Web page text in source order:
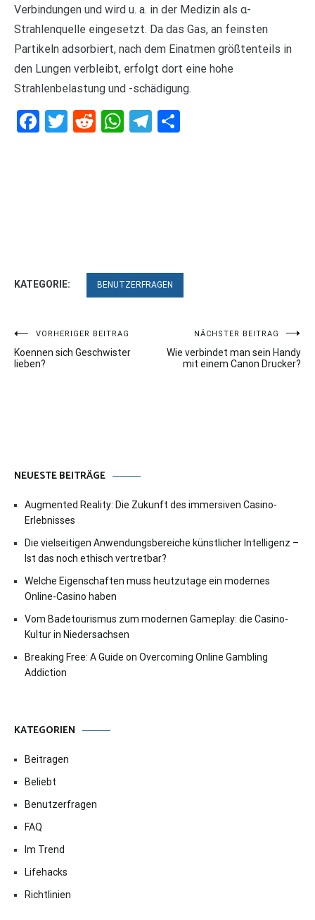
Verbindungen und wird u. a. in der Medizin als α-
Strahlenquelle eingesetzt. Da das Gas, an feinsten
Partikeln adsorbiert, nach dem Einatmen größtenteils in
den Lungen verbleibt, erfolgt dort eine hohe
Strahlenbelastung und -schädigung.
Facebook
Twitter
RedditWhatsApp
Telegram
KATEGORIE: BENUTZERFRAGEN
Beitragsnavigation
VORHERIGER BEITRAG
Koennen sich Geschwister
lieben?
NÄCHSTER BEITRAG
Wie verbindet man sein Handy
mit einem Canon Drucker?
NEUESTE BEITRÄGE
Augmented Reality: Die Zukunft des immersiven Casino-
Erlebnisses
Die vielseitigen Anwendungsbereiche künstlicher Intelligenz –
Ist das noch ethisch vertretbar?
Welche Eigenschaften muss heutzutage ein modernes
Online-Casino haben
Vom Badetourismus zum modernen Gameplay: die Casino-
Kultur in Niedersachsen
Breaking Free: A Guide on Overcoming Online Gambling
Addiction
KATEGORIEN
Beitragen
Beliebt
Benutzerfragen
FAQ
Im Trend
Lifehacks
Richtlinien